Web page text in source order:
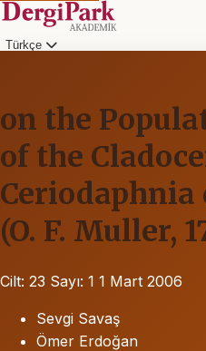
Türkçe
on the
of the
(O. F. Muller,
Cilt: 23 Sayı: 1 1 Mart 2006
Sevgi Savaş
Ömer Erdoğan